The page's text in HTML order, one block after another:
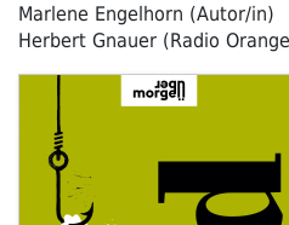
Marlene Engelhorn (Autor/in)
Herbert Gnauer (Radio